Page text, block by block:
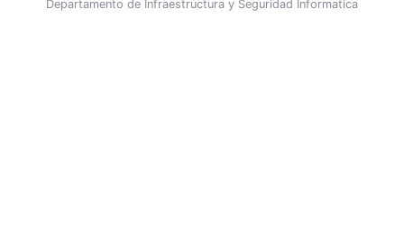
Departamento de Infraestructura y Seguridad Informatica